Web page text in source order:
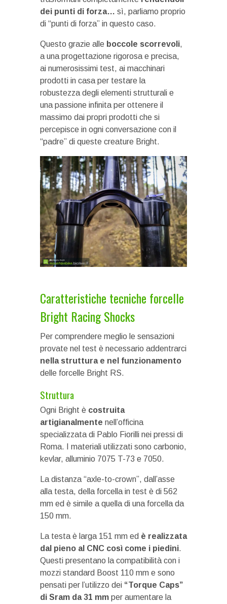
dei punti di forza… sì, parliamo proprio
di “punti di forza” in questo caso.
Questo grazie alle boccole scorrevoli,
a una progettazione rigorosa e precisa,
ai numerosissimi test, ai macchinari
prodotti in casa per testare la
robustezza degli elementi strutturali e
una passione infinita per ottenere il
massimo dai propri prodotti che si
percepisce in ogni conversazione con il
“padre” di queste creature Bright.
Caratteristiche tecniche forcelle
Bright Racing Shocks
Per comprendere meglio le sensazioni
provate nel test è necessario addentrarci
nella struttura e nel funzionamento
delle forcelle Bright RS.
Struttura
Ogni Bright è costruita
artigianalmente nell’officina
specializzata di Pablo Fiorilli nei pressi di
Roma. I materiali utilizzati sono carbonio,
kevlar, alluminio 7075 T-73 e 7050.
La distanza “axle-to-crown”, dall’asse
alla testa, della forcella in test è di 562
mm ed è simile a quella di una forcella da
150 mm.
La testa è larga 151 mm ed è realizzata
dal pieno al CNC così come i piedini.
Questi presentano la compatibilità con i
mozzi standard Boost 110 mm e sono
pensati per l’utilizzo dei “Torque Caps”
di Sram da 31 mm per aumentare la